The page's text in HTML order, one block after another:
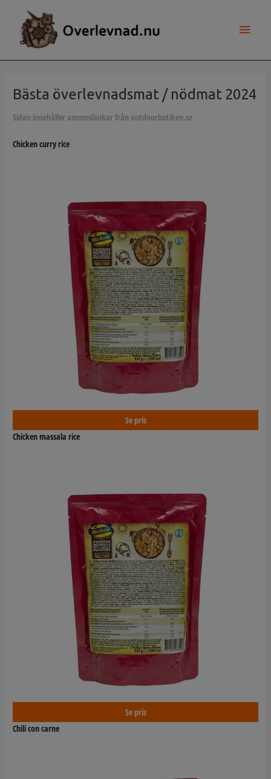
innehåll
Bästa överlevnadsmat / nödmat 2024
Sidan innehåller annonslänkar från outdoorbutiken.se
Chicken curry rice
Se pris
Chicken massala rice
Se pris
Chili con carne